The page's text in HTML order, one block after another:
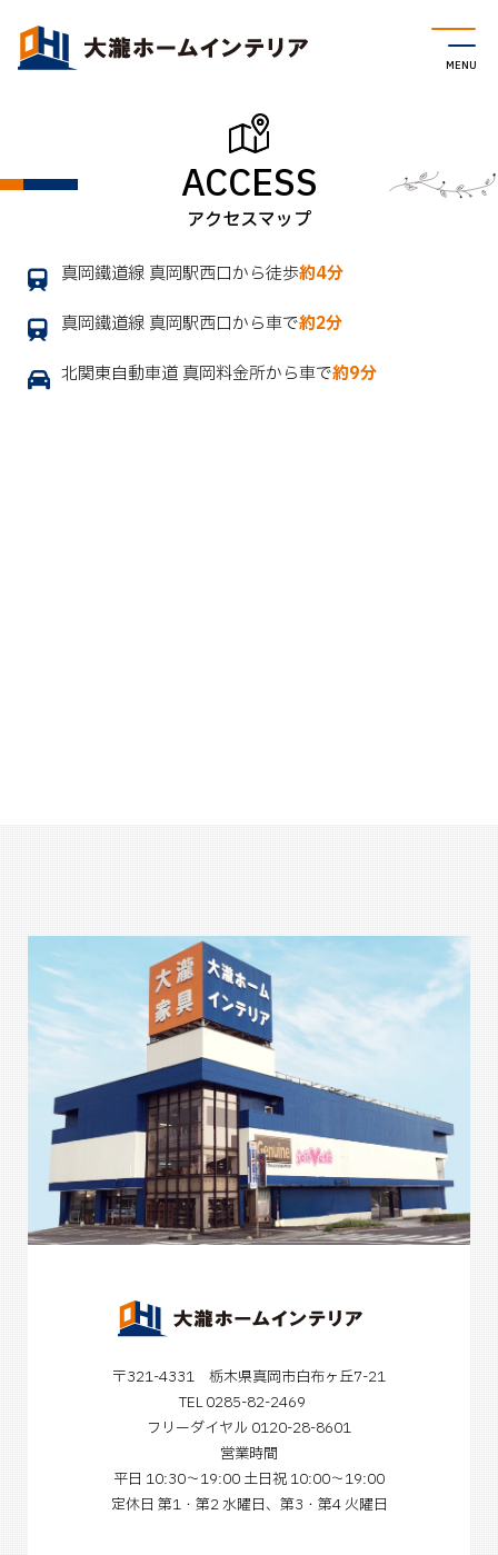
ACCESS
真岡鐵道線 真岡駅西口から徒歩約4分
真岡鐵道線 真岡駅西口から車で約2分
北関東自動車道 真岡料金所から車で約9分
〒321-4331 栃木県真岡市白布ヶ丘7-21
TEL 0285-82-2469
フリーダイヤル 0120-28-8601
営業時間
平日 10:30～19:00 土日祝 10:00～19:00
定休日 第1・第2 水曜日、第3・第4 火曜日